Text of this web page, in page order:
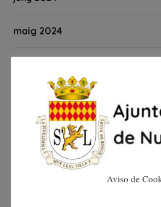
maig 2024
març 2024
febrer 2024
gener 2024
Aviso de